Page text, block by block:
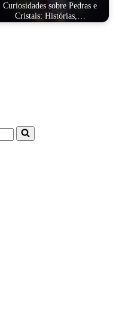
Curiosidades sobre Pedras e
Cristais: Histórias,…